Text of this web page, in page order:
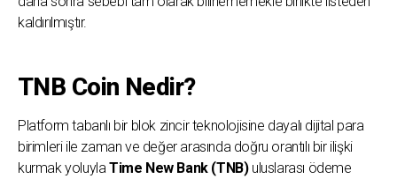
kaldırılmıştır.
TNB Coin Nedir?
Platform tabanlı bir blok zincir teknolojisine dayalı dijital para
birimleri ile zaman ve değer arasında doğru orantılı bir ilişki
kurmak yoluylaTime New Bank (TNB) uluslarası ödeme